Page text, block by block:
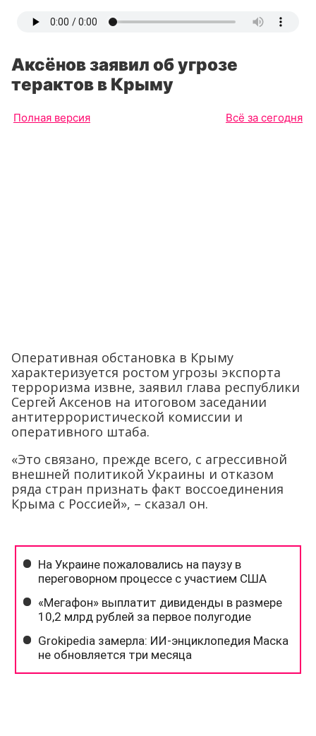
Аксёнов заявил об угрозе
терактов в Крыму
Полная версия Всё за сегодня
Оперативная обстановка в Крыму
характеризуется ростом угрозы экспорта
терроризма извне, заявил глава республики
Сергей Аксенов на итоговом заседании
антитеррористической комиссии и
оперативного штаба.
«Это связано, прежде всего, с агрессивной
внешней политикой Украины и отказом
ряда стран признать факт воссоединения
Крыма с Россией», – сказал он.